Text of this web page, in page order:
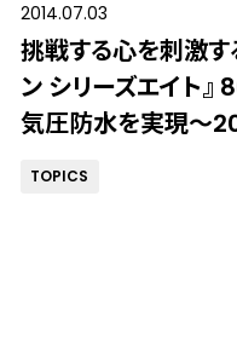
2014.07.03
挑戦する心を刺激す
ン シリーズエイト
気圧防水を実現～
TOPICS